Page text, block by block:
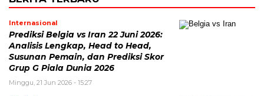
Internasional
Prediksi Belgia vs Iran 22 Juni 2026:
Analisis Lengkap, Head to Head,
Susunan Pemain, dan Prediksi Skor
Grup G Piala Dunia 2026
Minggu, 21 Jun 2026 - 15:27